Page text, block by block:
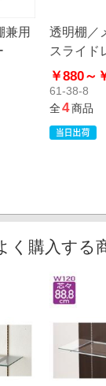
兼用
透明棚／
スライド
￥880～
61-38-8
全4商品
く購入する